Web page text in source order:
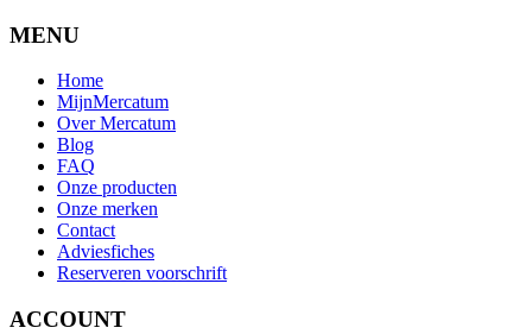
MENU
Home
MijnMercatum
Over Mercatum
Blog
FAQ
Onze producten
Onze merken
Contact
Adviesfiches
Reserveren voorschrift
ACCOUNT